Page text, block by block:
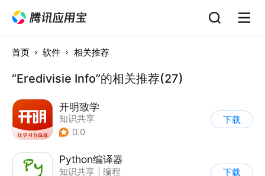
首页 软件 相关推荐
“Eredivisie Info”的相关推荐(27)
开明致学
知识共享
0.0
下载
Python编译器
知识共享
编程
下载